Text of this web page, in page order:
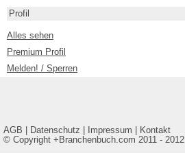
Profil
Alles sehen
Premium Profil
Melden! / Sperren
AGB Datenschutz Impressum
Kontakt
© Copyright +Branchenbuch.com 2011 - 2012